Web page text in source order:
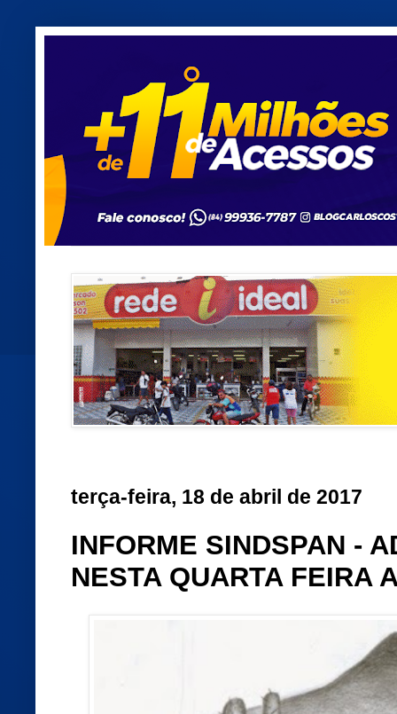
terça-feira, 18 de abril de 2017
INFORME SINDSPAN -
NESTA QUARTA FEIRA